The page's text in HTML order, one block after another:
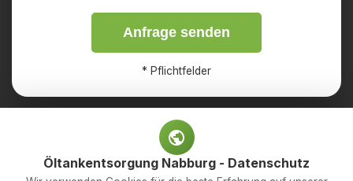
Anfrage senden
* Pflichtfelder
ImpressumDatenschutz
Öltankentsorgung Nabburg - Datenschutz